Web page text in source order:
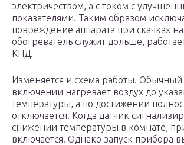
электричеством, а с током с
показателями. Таким образом
повреждение аппарата при скачках
обогреватель служит дольше,
КПД.
Изменяется и схема работы. Обычный
включении нагревает воздух до
температуры, а по достижении
отключается. Когда датчик
снижении температуры в комнате,
включается. Однако запуск прибора